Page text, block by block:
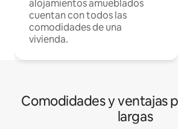
alojamientos amueblados
cuentan con todos las
comodidades de una
vivienda.
Comodidades y ventajas
largas